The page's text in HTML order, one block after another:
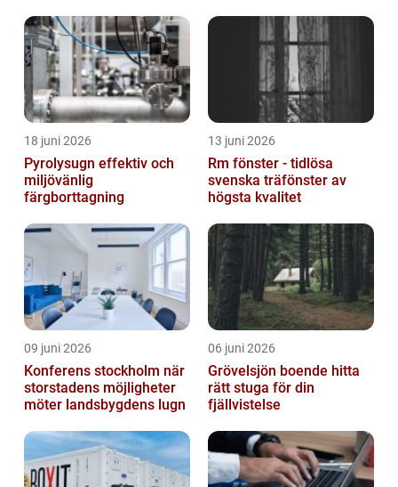
18 juni 2026
Pyrolysugn effektiv och
miljövänlig
färgborttagning
13 juni 2026
Rm fönster - tidlösa
svenska träfönster av
högsta kvalitet
09 juni 2026
Konferens stockholm när
storstadens möjligheter
möter landsbygdens lugn
06 juni 2026
Grövelsjön boende hitta
rätt stuga för din
fjällvistelse